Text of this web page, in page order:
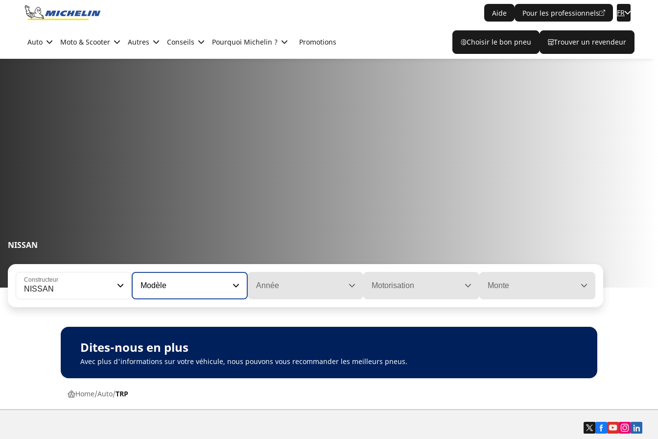
Go to page content
Aide Pour les professionnels FR
Auto Moto & Scooter Autres Conseils Pourquoi Michelin ? Promotions Choisir le bon pneu Trouver un revendeur
NISSAN
Constructeur
NISSAN Modèle Année Motorisation Monte
Dites-nous en plus
Avec plus d'informations sur votre véhicule, nous pouvons vous recommander les meilleurs pneus.
Home Auto TRP